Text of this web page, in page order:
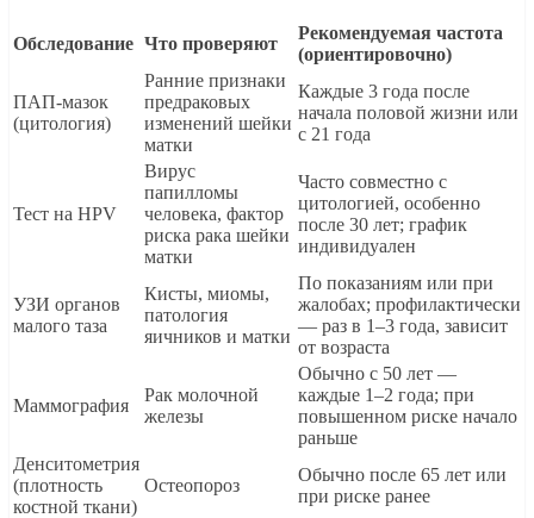
Обследование Что проверяют
Рекомендуемая частота
(ориентировочно)
ПАП-мазок
(цитология)
Ранние признаки
предраковых
изменений шейки
матки
Каждые 3 года после
начала половой жизни или
с 21 года
Тест на HPV
Вирус
папилломы
человека, фактор
риска рака шейки
матки
Часто совместно с
цитологией, особенно
после 30 лет; график
индивидуален
УЗИ органов
малого таза
Кисты, миомы,
патология
яичников и матки
По показаниям или при
жалобах; профилактически
— раз в 1–3 года, зависит
от возраста
Маммография
Рак молочной
железы
Обычно с 50 лет —
каждые 1–2 года; при
повышенном риске начало
раньше
Денситометрия
(плотность
костной ткани)
Остеопороз
Обычно после 65 лет или
при риске ранее